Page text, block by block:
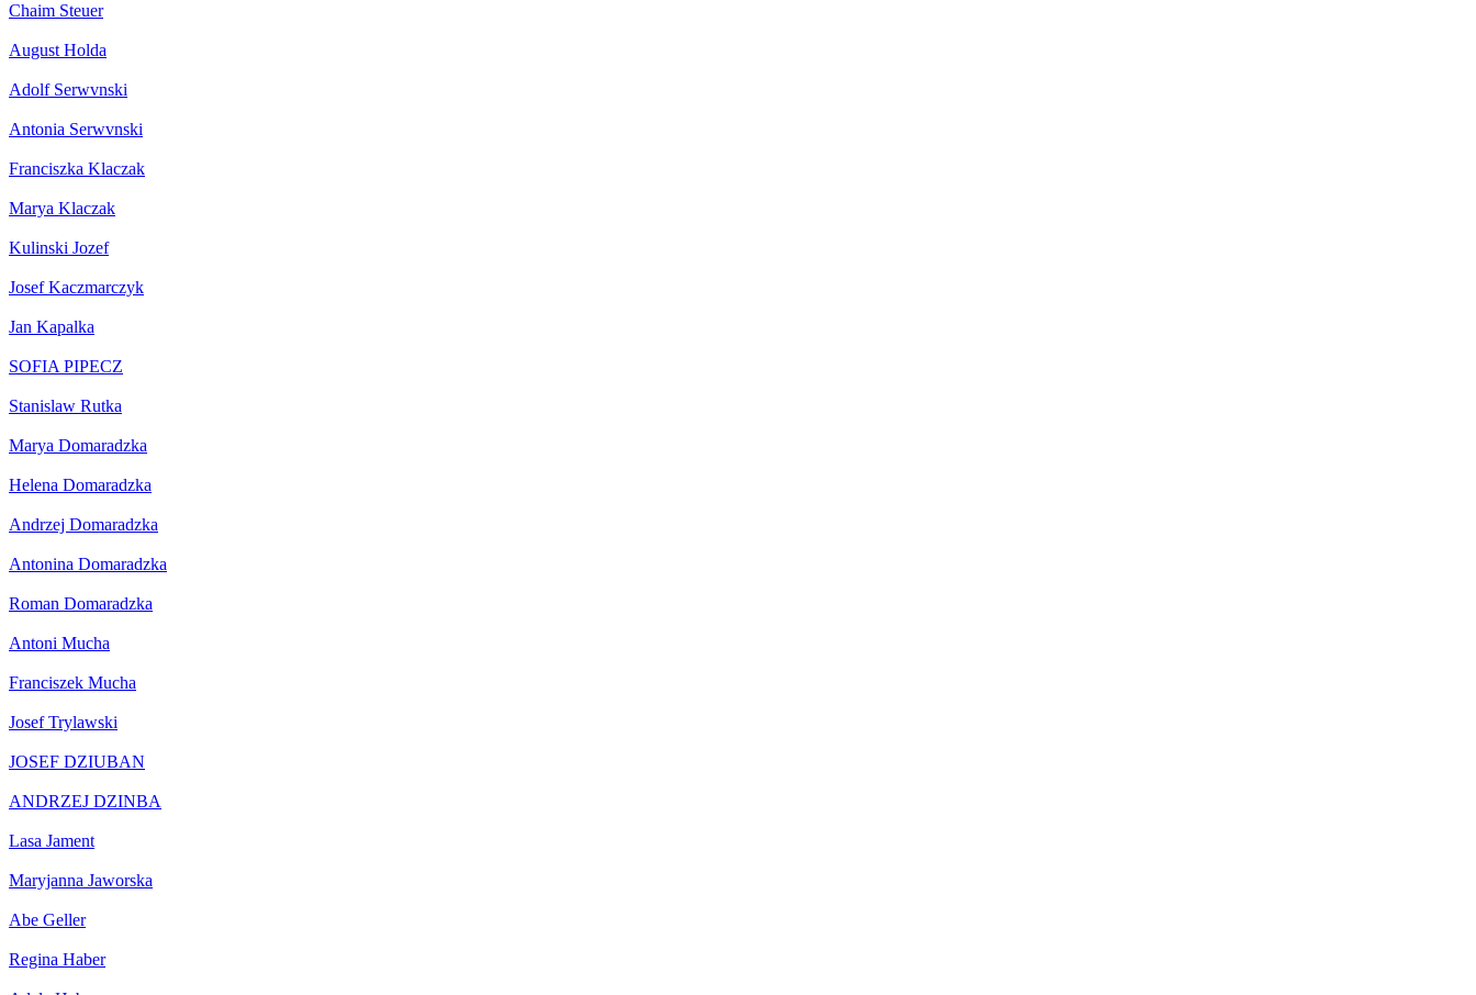
Chaim Steuer
August Holda
Adolf Serwvnski
Antonia Serwvnski
Franciszka Klaczak
Marya Klaczak
Kulinski Jozef
Josef Kaczmarczyk
Jan Kapalka
SOFIA PIPECZ
Stanislaw Rutka
Marya Domaradzka
Helena Domaradzka
Andrzej Domaradzka
Antonina Domaradzka
Roman Domaradzka
Antoni Mucha
Franciszek Mucha
Josef Trylawski
JOSEF DZIUBAN
ANDRZEJ DZINBA
Lasa Jament
Maryjanna Jaworska
Abe Geller
Regina Haber